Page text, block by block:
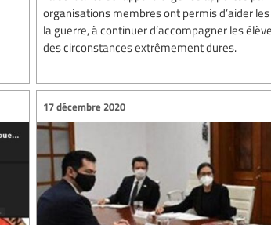
organisations membres ont permis d’aider les
la guerre, à continuer d’accompagner les
des circonstances extrêmement dures.
17 décembre 2020